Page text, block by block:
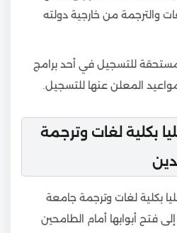
والترجمة من خارجية دولته
للتسجيل في أحد برامج
المعلن عنها للتسجيل.
بكلية لغات وترجمة
بكلية لغات وترجمة جامعة
فتح أبوابها أمام الطامحين